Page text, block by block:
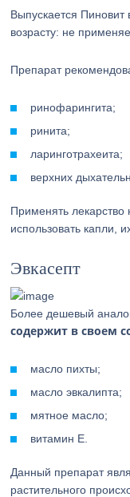
Выпускается
возрасту: не
Препарат
ринофарингита;
ринита;
ларинготрахеита;
верхних
Применять
использовать капли,
Эвкасепт
Более дешевый
содержит в своем
масло пихты;
масло эвкалипта;
мятное масло;
витамин Е.
Данный препарат
растительного